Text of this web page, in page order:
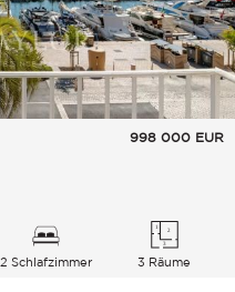
998 000 EUR
2 Schlafzimmer 3 Räume